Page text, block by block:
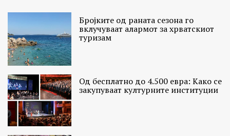
Бројките од раната сезона го
вклучуваат алармот за хрватскиот
туризам
Од бесплатно до 4.500 евра: Како се
закупуваат културните институции